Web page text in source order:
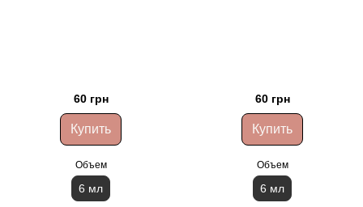
60 грн
Купить
Объем
6 мл
60 грн
Купить
Объем
6 мл